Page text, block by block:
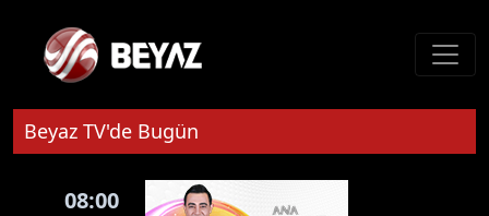
Beyaz TV'de Bugün
08:00